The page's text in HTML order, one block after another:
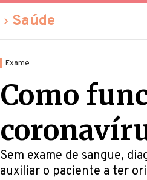
Saúde
Exame
Como
Sem exame de sangue,
auxiliar o paciente a ter